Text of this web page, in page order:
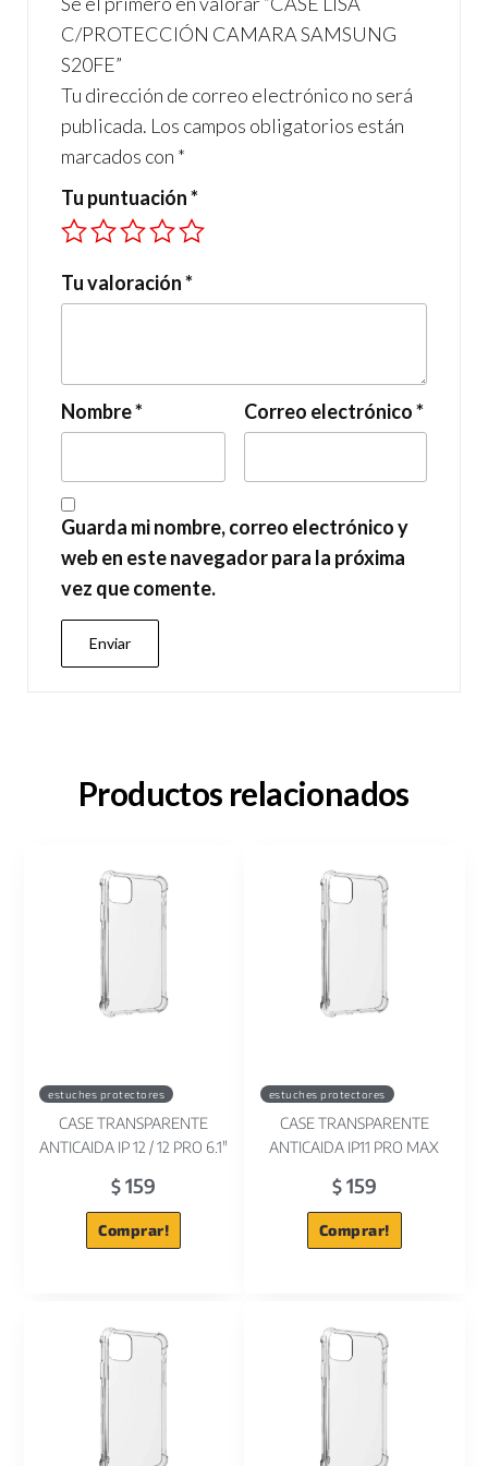
k
p
C/PROTECCIÓN CAMARA SAMSUNG
S20FE”
Tu dirección de correo electrónico no será
publicada. Los campos obligatorios están
marcados con *
Tu puntuación*
Tu valoración*
Nombre* Correo electrónico*
Guarda mi nombre, correo electrónico y
web en este navegador para la próxima
vez que comente.
Productos relacionados
estuches protectores
CASE TRANSPARENTE
ANTICAIDA IP 12 / 12 PRO 6.1"
$ 159
Comprar!
estuches protectores
CASE TRANSPARENTE
ANTICAIDA IP11 PRO MAX
$159
Comprar!